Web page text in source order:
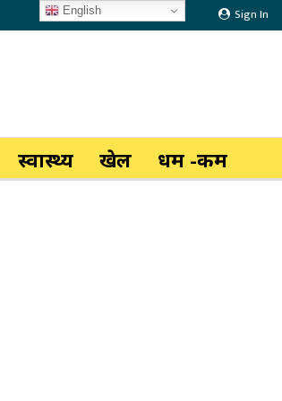
Sign In
स्वास्थ्य खेल धर्म -कर्म
English